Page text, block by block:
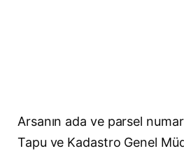
Arsanın ada ve parsel
Tapu ve Kadastro Genel